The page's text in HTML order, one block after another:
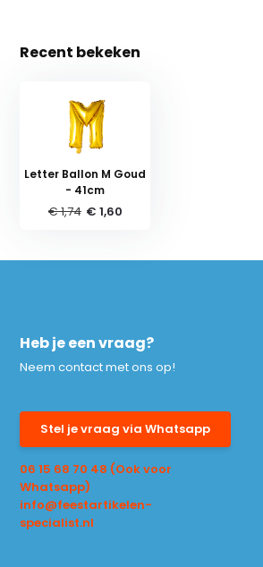
Recent bekeken
Letter Ballon M Goud
- 41cm
€ 1,74 € 1,60
Heb je een vraag?
Neem contact met ons op!
Stel je vraag via Whatsapp
06 15 68 70 48 (Ook voor
Whatsapp)
info@feestartikelen-
specialist.nl